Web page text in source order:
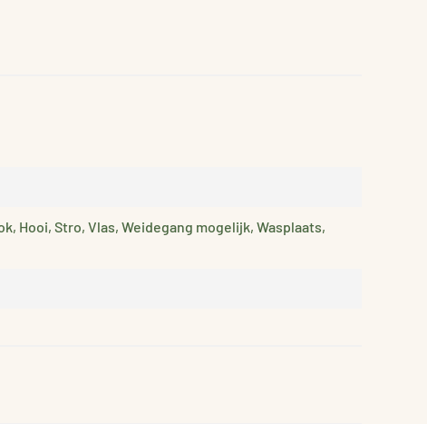
Hooi, Stro, Vlas, Weidegang mogelijk, Wasplaats,